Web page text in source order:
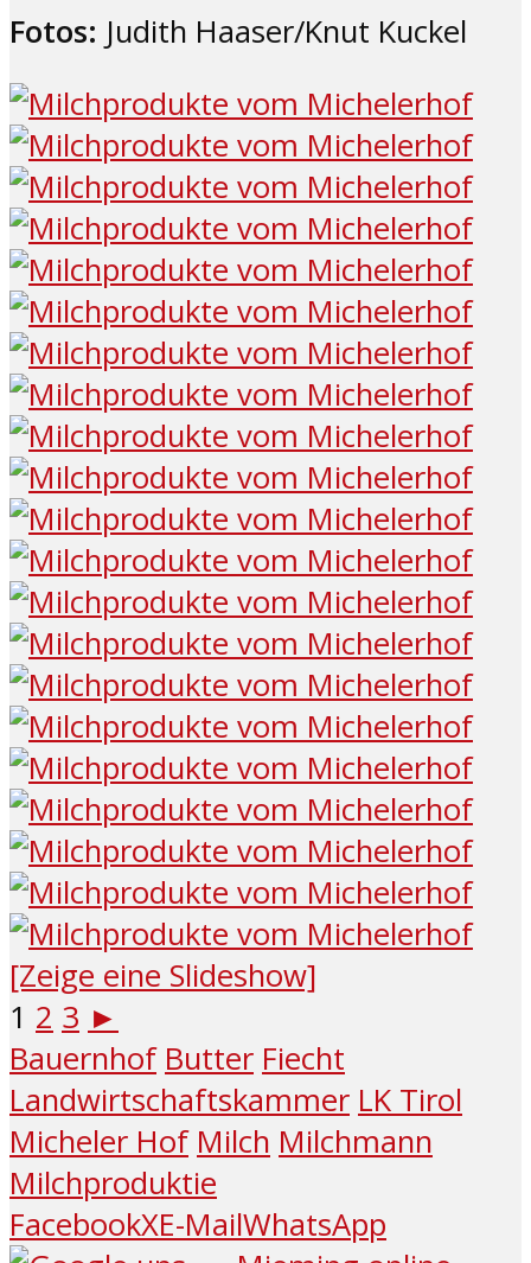
Fotos: Judith Haaser/Knut Kuckel
[Zeige eine Slideshow]
1 2 3 ►
Bauernhof Butter Fiecht
Landwirtschaftskammer LK Tirol
Micheler Hof Milch Milchmann
Milchproduktie
FacebookXE-MailWhatsApp